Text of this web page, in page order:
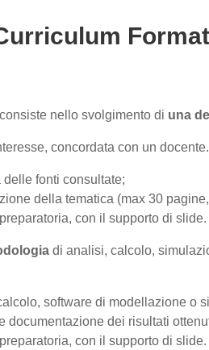
consiste nello svolgimento di una
concordata con un
fonti consultate;
della tematica (max 30
con il supporto di slide.
di analisi, calcolo,
software di modellazione o
documentazione dei risultati
con il supporto di slide.